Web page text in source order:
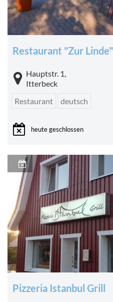
Restaurant "Zur Linde"
Hauptstr. 1,
Itterbeck
Restaurant
deutsch
heute geschlossen
Pizzeria Istanbul Grill